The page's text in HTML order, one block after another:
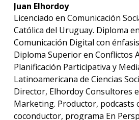
Juan Elhordoy
Licenciado en Comunicación
Católica del Uruguay. Diploma
Comunicación Digital con
Diploma Superior en Conflictos
Planificación Participativa y
Latinoamericana de Ciencias
Director, Elhordoy Consultores
Marketing. Productor, podcasts
coconductor, programa En